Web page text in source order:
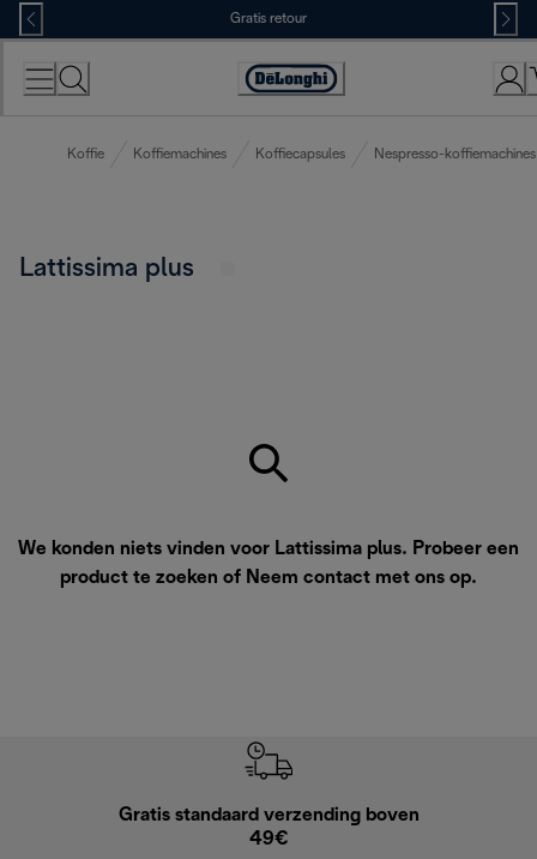
Skip
to
Content
Gratis retour
Accessibility
Koffie Koffiemachines Koffiecapsules Nespresso-koffiemachines
Lattissima plus
We konden niets vinden voor Lattissima plus. Probeer een
product te zoeken of Neem contact met ons op.
Gratis standaard verzending boven
49€